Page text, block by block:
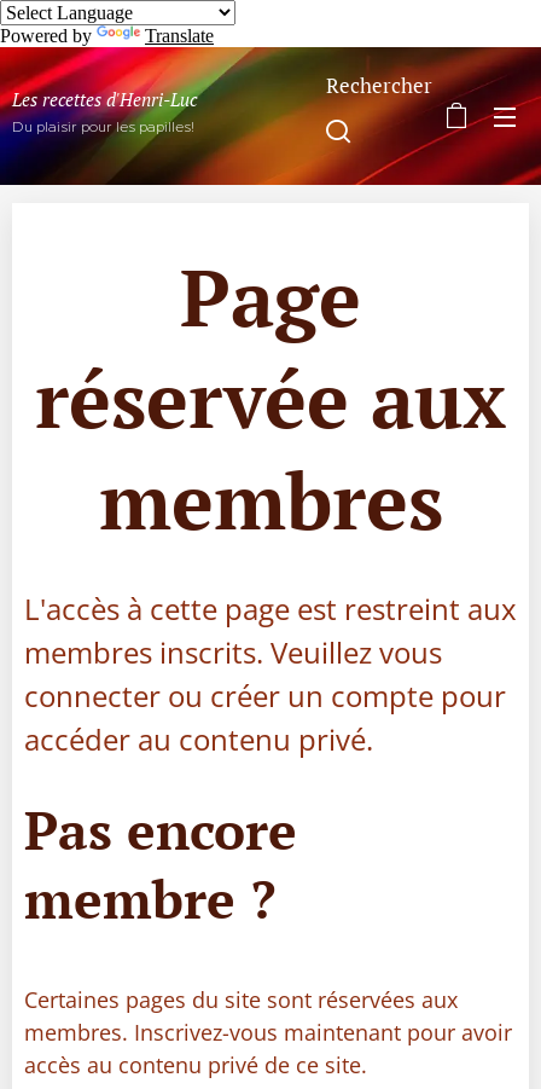
Powered by Translate
Les recettes d'Henri-Luc
Du plaisir pour les papilles!
Rechercher
Page
réservée aux
membres
L'accès à cette page est restreint aux
membres inscrits. Veuillez vous
connecter ou créer un compte pour
accéder au contenu privé.
Pas encore
membre ?
Certaines pages du site sont réservées aux
membres. Inscrivez-vous maintenant pour avoir
accès au contenu privé de ce site.